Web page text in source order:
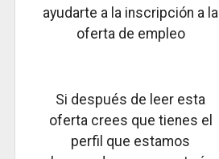
ayudarte a la inscripción a la
oferta de empleo
Si después de leer esta
oferta crees que tienes el
perfil que estamos